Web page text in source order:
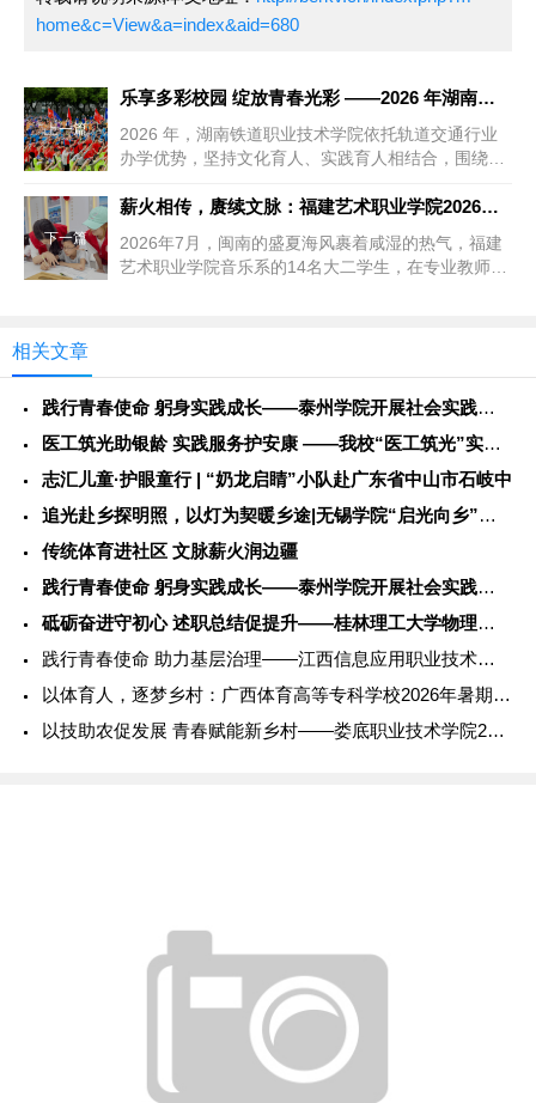
home&c=View&a=index&aid=680
上一篇
乐享多彩校园 绽放青春光彩 ——2026 年湖南铁道职业技术
2026 年，湖南铁道职业技术学院依托轨道交通行业
办学优势，坚持文化育人、实践育人相结合，围绕文
下一篇
薪火相传，赓续文脉：福建艺术职业学院2026年暑期社会实践纪
2026年7月，闽南的盛夏海风裹着咸湿的热气，福建
艺术职业学院音乐系的14名大二学生，在专业教师陈
相关文章
践行青春使命 躬身实践成长——泰州学院开展社会实践服务活动
医工筑光助银龄 实践服务护安康 ——我校“医工筑光”实践团开
志汇儿童·护眼童行 | “奶龙启睛”小队赴广东省中山市石岐中
追光赴乡探明照，以灯为契暖乡途|无锡学院“启光向乡”社会实践
传统体育进社区 文脉薪火润边疆
践行青春使命 躬身实践成长——泰州学院开展社会实践服务活动
砥砺奋进守初心 述职总结促提升——桂林理工大学物理与电子信息
践行青春使命 助力基层治理——江西信息应用职业技术学院202
以体育人，逐梦乡村：广西体育高等专科学校2026年暑期社会实
以技助农促发展 青春赋能新乡村——娄底职业技术学院2026年